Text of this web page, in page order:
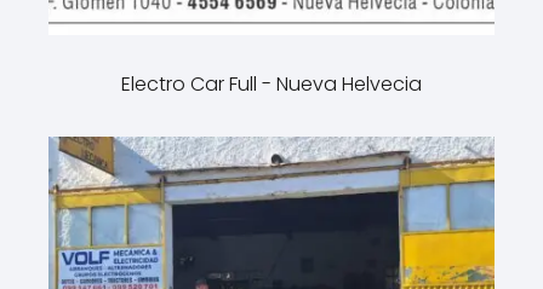
Electro Car Full - Nueva Helvecia